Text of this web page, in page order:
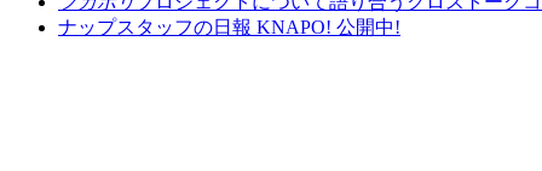
ナップスタッフの日報 KNAPO! 公開中!